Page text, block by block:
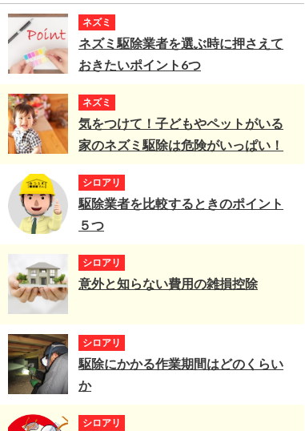
ネズミ
ネズミ駆除業者を選ぶ時に押さえて
おきたいポイント6つ
ネズミ
気をつけて！子どもやペットがいる
家のネズミ駆除は危険がいっぱい！
シロアリ
駆除業者を比較するときのポイント
５つ
シロアリ
意外と知らない費用の雑損控除
シロアリ
駆除にかかる作業期間はどのくらい
か
シロアリ